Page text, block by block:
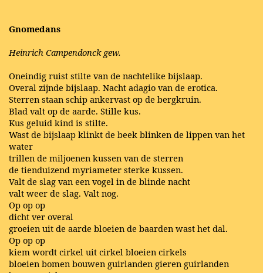
Gnomedans
Heinrich Campendonck gew.
Oneindig ruist stilte van de nachtelike bijslaap.
Overal zijnde bijslaap. Nacht adagio van de erotica.
Sterren staan schip ankervast op de bergkruin.
Blad valt op de aarde. Stille kus.
Kus geluid kind is stilte.
Wast de bijslaap klinkt de beek blinken de lippen van het
water
trillen de miljoenen kussen van de sterren
de tienduizend myriameter sterke kussen.
Valt de slag van een vogel in de blinde nacht
valt weer de slag. Valt nog.
Op op op
dicht ver overal
groeien uit de aarde bloeien de baarden wast het dal.
Op op op
kiem wordt cirkel uit cirkel bloeien cirkels
bloeien bomen bouwen guirlanden gieren guirlanden